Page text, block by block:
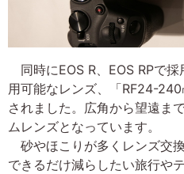
同時にEOS R、EOS RPで
用可能なレンズ、「RF24-
されました。広角から望遠ま
ムレンズとなっています。
砂やほこりが多くレンズ交
できるだけ減らしたい旅行や